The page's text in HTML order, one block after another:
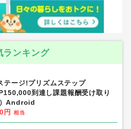
ランキング
テージ!プリズムステップ
到達し課題報酬受け取り
Android
円
相当